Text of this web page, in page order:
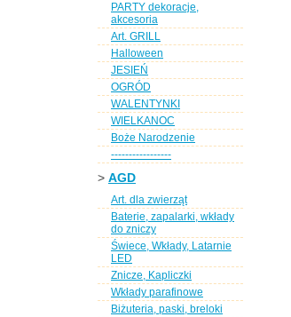
PARTY dekoracje,
akcesoria
Art. GRILL
Halloween
JESIEŃ
OGRÓD
WALENTYNKI
WIELKANOC
Boże Narodzenie
-----------------
> AGD
Art. dla zwierząt
Baterie, zapalarki, wkłady
do zniczy
Świece, Wkłady, Latarnie
LED
Znicze, Kapliczki
Wkłady parafinowe
Biżuteria, paski, breloki